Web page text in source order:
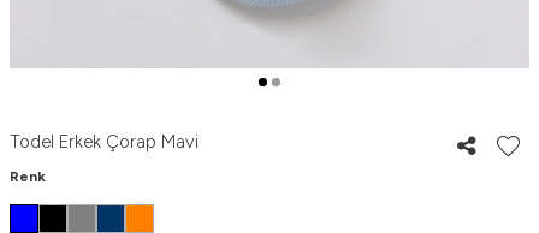
Todel Erkek Çorap Mavi
Renk